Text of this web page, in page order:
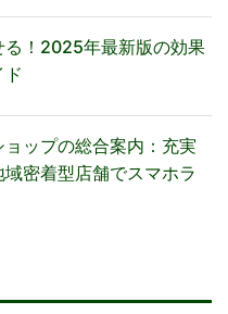
る！2025年最新版の効果
ップの総合案内：充実
密着型店舗でスマホラ